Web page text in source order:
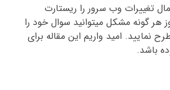
تغییرات وب سرور را ریستارت
هر گونه مشکل میتوانید سوال خود را
نمایید. امید واریم این مقاله برای
باشد.